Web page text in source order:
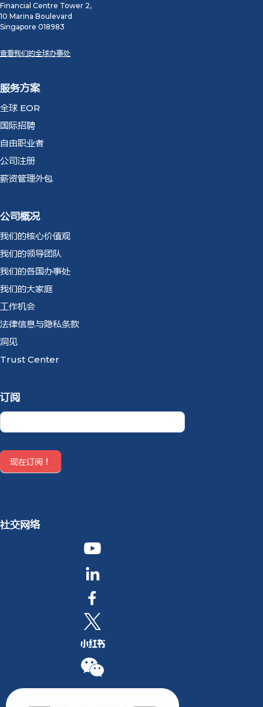
Financial Centre Tower 2,
10 Marina Boulevard
Singapore 018983
查看我们的全球办事处
服务方案
全球 EOR
国际招聘
自由职业者
公司注册
薪资管理外包
公司概况
我们的核心价值观
我们的领导团队
我们的各国办事处
我们的大家庭
工作机会
法律信息与隐私条款
洞见
Trust Center
订阅
Newsletter
CN
现在订阅！
社交网络